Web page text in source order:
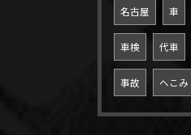
名古屋 車
車検 代車
事故 へこみ